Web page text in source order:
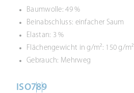
Baumwolle: 49 %
Beinabschluss: einfacher Saum
Elastan: 3 %
Flächengewicht in g/m²: 150 g/m²
Gebrauch: Mehrweg
ISO789